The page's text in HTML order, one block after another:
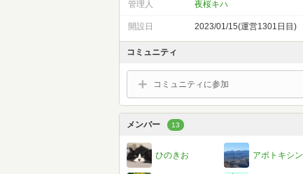
管理人 夜桜キハ
開設日 2023/01/15(運営1301日目)
コミュニティ
コミュニティに参加
メンバー 13
ひのきお アポトキシン